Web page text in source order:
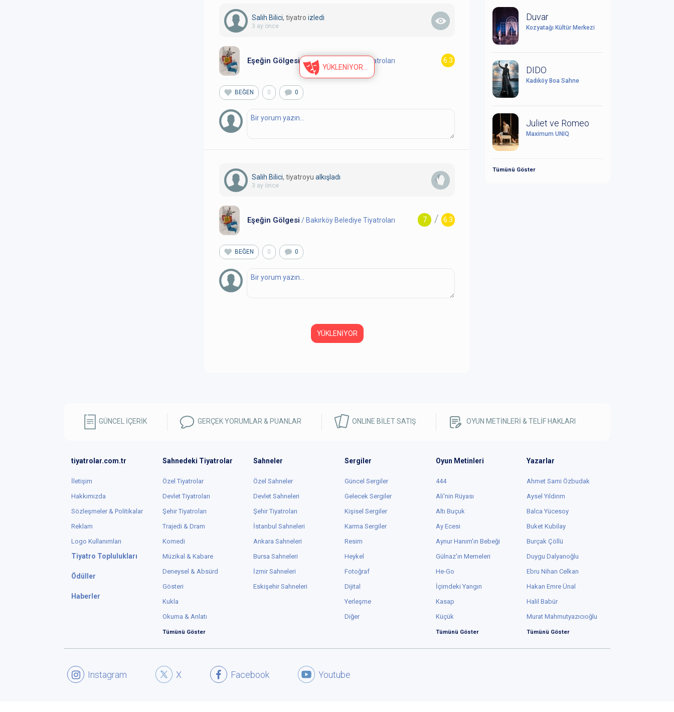
YÜKLENİYOR
Salih Bilici, tiyatro izledi
3 ay önce
6.3
Eşeğin Gölgesi/ Bakırköy Belediye Tiyatroları
BEĞEN 0 0
Salih Bilici, tiyatroyu alkışladı
3 ay önce
6.3
/
7
Eşeğin Gölgesi / Bakırköy Belediye Tiyatroları
BEĞEN 0 0
YÜKLENİYOR
Duvar
Kozyatağı Kültür Merkezi
DIDO
Kadıköy Boa Sahne
Juliet ve Romeo
Maximum UNIQ
Tümünü Göster
GÜNCEL İÇERİK GERÇEK YORUMLAR & PUANLAR ONLINE BİLET SATIŞ OYUN METİNLERİ & TELİF HAKLARI
tiyatrolar.com.tr
İletişim
Hakkımızda
Sözleşmeler & Politikalar
Reklam
Logo Kullanımları
Tiyatro Toplulukları
Ödüller
Haberler
Sahnedeki Tiyatrolar
Özel Tiyatrolar
Devlet Tiyatroları
Şehir Tiyatroları
Trajedi & Dram
Komedi
Müzikal & Kabare
Deneysel & Absürd
Gösteri
Kukla
Okuma & Anlatı
Tümünü Göster
Sahneler
Özel Sahneler
Devlet Sahneleri
Şehir Tiyatroları
İstanbul Sahneleri
Ankara Sahneleri
Bursa Sahneleri
İzmir Sahneleri
Eskişehir Sahneleri
Sergiler
Güncel Sergiler
Gelecek Sergiler
Kişisel Sergiler
Karma Sergiler
Resim
Heykel
Fotoğraf
Dijital
Yerleşme
Diğer
Oyun Metinleri
444
Ali'nin Rüyası
Altı Buçuk
Ay Ecesi
Aynur Hanım'ın Bebeği
Gülnaz'ın Memeleri
He-Go
İçimdeki Yangın
Kasap
Küçük
Tümünü Göster
Yazarlar
Ahmet Sami Özbudak
Aysel Yıldırım
Balca Yücesoy
Buket Kubilay
Burçak Çöllü
Duygu Dalyanoğlu
Ebru Nihan Celkan
Hakan Emre Ünal
Halil Babür
Murat Mahmutyazıcıoğlu
Tümünü Göster
Youtube
Facebook
X
Instagram